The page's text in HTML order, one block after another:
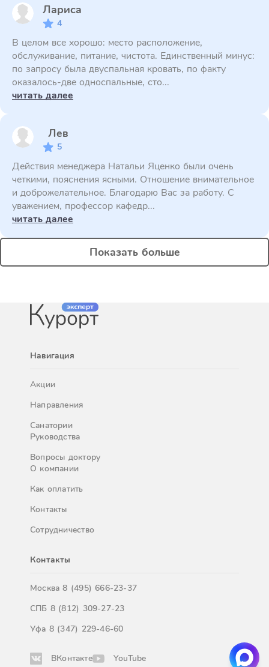
Лариса
4
В целом все хорошо: место расположение,
обслуживание, питание, чистота. Единственный минус:
по запросу была двуспальная кровать, по факту
оказалось-две односпальные, сто...
читать далее
Лев
5
Действия менеджера Натальи Яценко были очень
четкими, пояснения ясными. Отношение внимательное
и доброжелательное. Благодарю Вас за работу. С
уважением, профессор кафедр...
читать далее
Показать больше
Навигация
Акции
Направления
Санатории
Руководства
Вопросы доктору
О компании
Как оплатить
Контакты
Сотрудничество
Контакты
Москва8 (495) 666-23-37
СПБ 8 (812) 309-27-23
Уфа 8 (347) 229-46-60
ВКонтакте YouTube